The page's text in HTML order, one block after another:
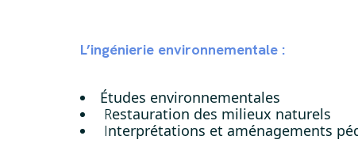
L’ingénierie environnementale :
Études environnementales
Restauration des milieux naturels
Interprétations et aménagements